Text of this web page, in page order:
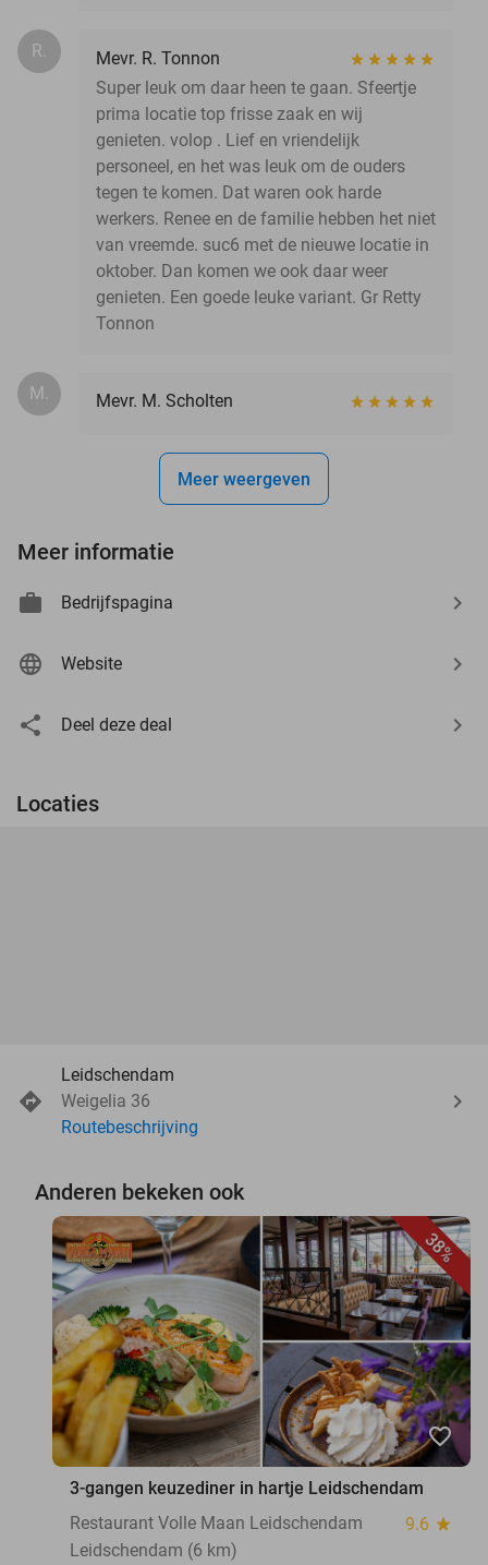
R.
Mevr. R. Tonnon
Super leuk om daar heen te gaan. Sfeertje
prima locatie top frisse zaak en wij
genieten. volop . Lief en vriendelijk
personeel, en het was leuk om de ouders
tegen te komen. Dat waren ook harde
werkers. Renee en de familie hebben het niet
van vreemde. suc6 met de nieuwe locatie in
oktober. Dan komen we ook daar weer
genieten. Een goede leuke variant. Gr Retty
Tonnon
M. Mevr. M. Scholten
Meer weergeven
Meer informatie
Bedrijfspagina
Website
Deel deze deal
Locaties
Leidschendam
Weigelia 36
Routebeschrijving
Anderen bekeken ook
38%
favorite_border
3-gangen keuzediner in hartje Leidschendam
Restaurant Volle Maan Leidschendam
9.6 star
Leidschendam (6 km)